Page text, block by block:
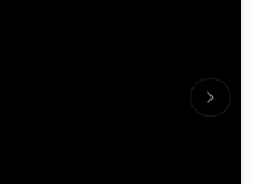
secundario * 2
baño completo *Next